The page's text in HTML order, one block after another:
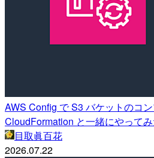
AWS Config で S3 バケットのコ
CloudFormation と一緒にやって
目取眞百花
2026.07.22